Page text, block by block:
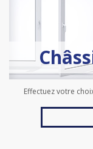
Effectuez votre